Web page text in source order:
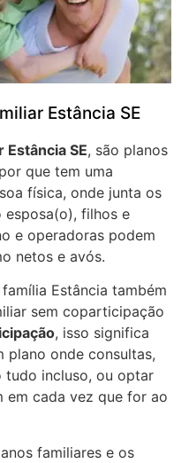
Estância SE
Estância SE, são planos
que tem uma
física, onde junta os
esposa(o), filhos e
e operadoras podem
netos e avós.
Estância também
sem coparticipação
, isso significa
onde consultas,
tudo incluso, ou optar
em cada vez que for ao
familiares e os